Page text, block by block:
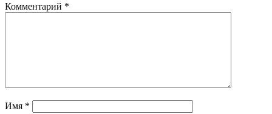
Комментарий *
Имя *